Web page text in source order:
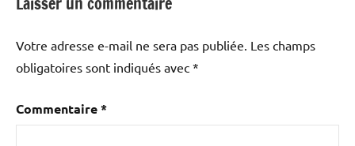
Votre adresse e-mail ne sera pas publiée. Les champs
obligatoires sont indiqués avec *
Commentaire*